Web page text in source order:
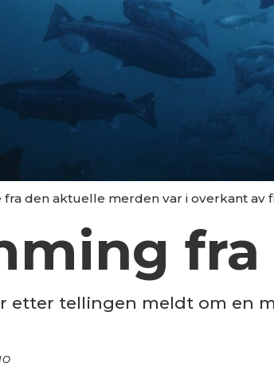
fra den aktuelle merden var i overkant av
etter tellingen meldt om en